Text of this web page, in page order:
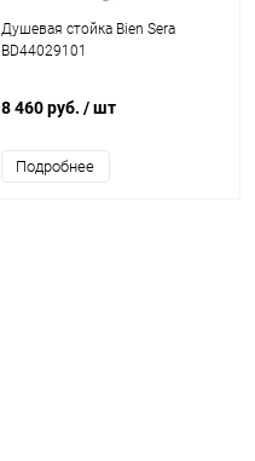
Душевая стойка Bien Sera
BD44029101
8 460 руб. / шт
Подробнее